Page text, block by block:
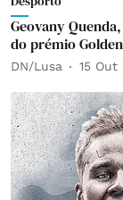
Geovany
do prémio
DN/Lusa 15 Out